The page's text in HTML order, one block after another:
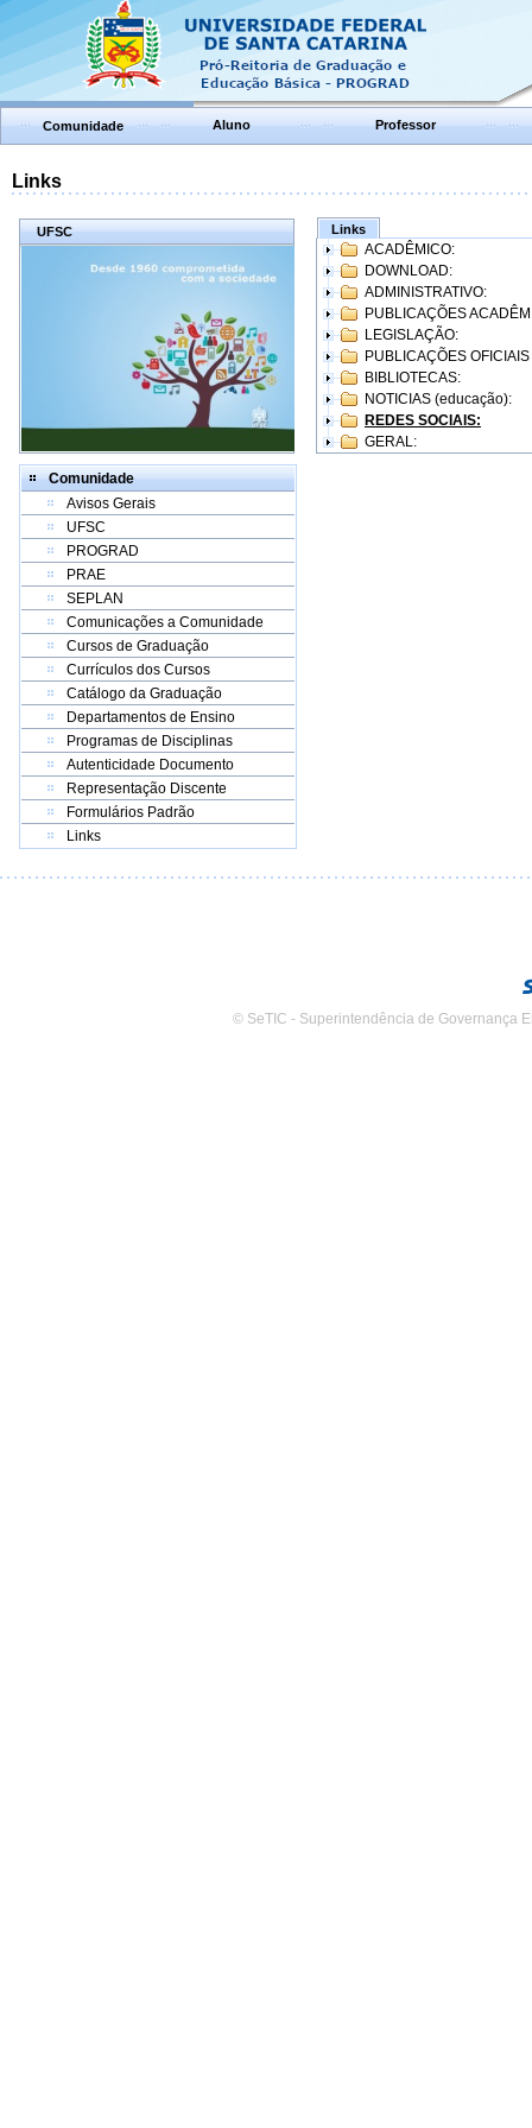
Comunidade Aluno Professor
Links
UFSC
Comunidade
Avisos Gerais
UFSC
PROGRAD
PRAE
SEPLAN
Comunicações a Comunidade
Cursos de Graduação
Currículos dos Cursos
Catálogo da Graduação
Departamentos de Ensino
Programas de Disciplinas
Autenticidade Documento
Representação Discente
Formulários Padrão
Links
Links
ACADÊMICO:
DOWNLOAD:
ADMINISTRATIVO:
PUBLICAÇÕES
LEGISLAÇÃO:
PUBLICAÇÕES
BIBLIOTECAS:
NOTICIAS (educação):
REDES SOCIAIS:
GERAL:
© SeTIC - Superintendência de Governança